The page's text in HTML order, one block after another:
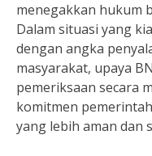
menegakkan hukum
Dalam situasi yang
dengan angka
masyarakat, upaya
pemeriksaan secara
komitmen
yang lebih aman dan